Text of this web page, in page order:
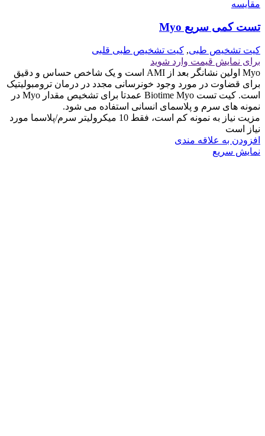
مقايسه
تست کمی سریع Myo
کیت تشخیص طبی, کیت تشخیص طبی قلبی
برای نمایش قیمت وارد شوید
Myo اولین نشانگر بعد از AMI است و یک شاخص حساس و دقیق
برای قضاوت در مورد وجود خونرسانی مجدد در درمان ترومبولیتیک
است. کیت تست Biotime Myo عمدتا برای تشخیص مقدار Myo در
نمونه های سرم و پلاسمای انسانی استفاده می شود.
مزیت نیاز به نمونه کم است، فقط 10 میکرولیتر سرم/پلاسما مورد
نیاز است
افزودن به علاقه مندی
نمایش سریع